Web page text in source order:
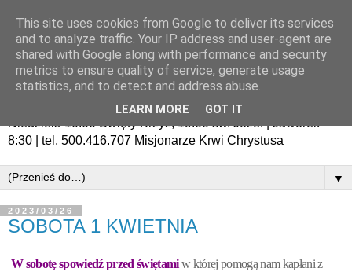
Niedziela 10:00 Święty Krzyż, 19:00 św. Józef | Jaworek
8:30 | tel. 500.416.707 Misjonarze Krwi Chrystusa
▼
2023/03/26
SOBOTA 1 KWIETNIA
W sobotę spowiedź przed świętamiw której pomogą nam kapłani z
This site uses cookies from Google to deliver its services
and to analyze traffic. Your IP address and user-agent are
shared with Google along with performance and security
metrics to ensure quality of service, generate usage
statistics, and to detect and address abuse.
LEARN MORE GOT IT